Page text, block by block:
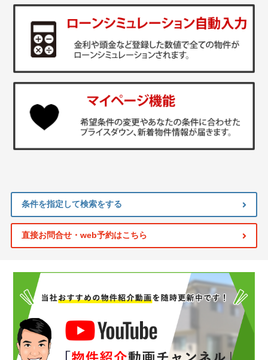
条件を指定して検索をする
直接お問合せ・web予約はこちら